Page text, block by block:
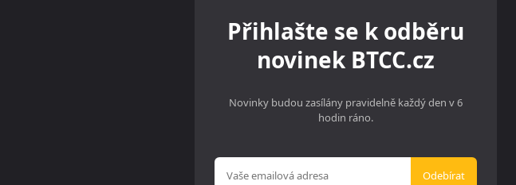
Přihlašte se k odběru
novinek BTCC.cz
Novinky budou zasílány pravidelně každý den v 6
hodin ráno.
Odebírat